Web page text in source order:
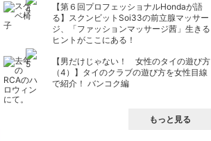
【第６回プロフェッショナルHondaが語
る】スクンビットSoi33の前立腺マッサー
ジ、「ファッションマッサージ茜」生きる
ヒントがここにある！
【男だけじゃない！ 女性のタイの遊び方
（4）】タイのクラブの遊び方を女性目線
で紹介！ バンコク編
もっと見る